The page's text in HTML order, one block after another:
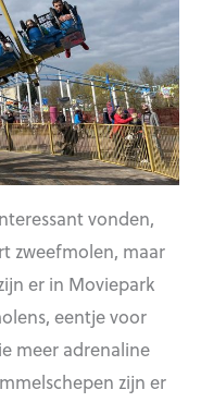
vonden,
zweefmolen, maar
er in Moviepark
eentje voor
meer adrenaline
zijn er